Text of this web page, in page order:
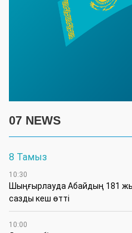
07 NEWS
8 Тамыз
10:30
Шыңғырлауда Абайдың 181
сазды кеш өтті
10:00